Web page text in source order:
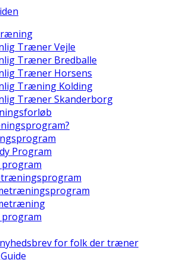
Træner Vejle
Træner Bredballe
Træner Horsens
Træning Kolding
Træner Skanderborg
Program
program
program
for folk der træner